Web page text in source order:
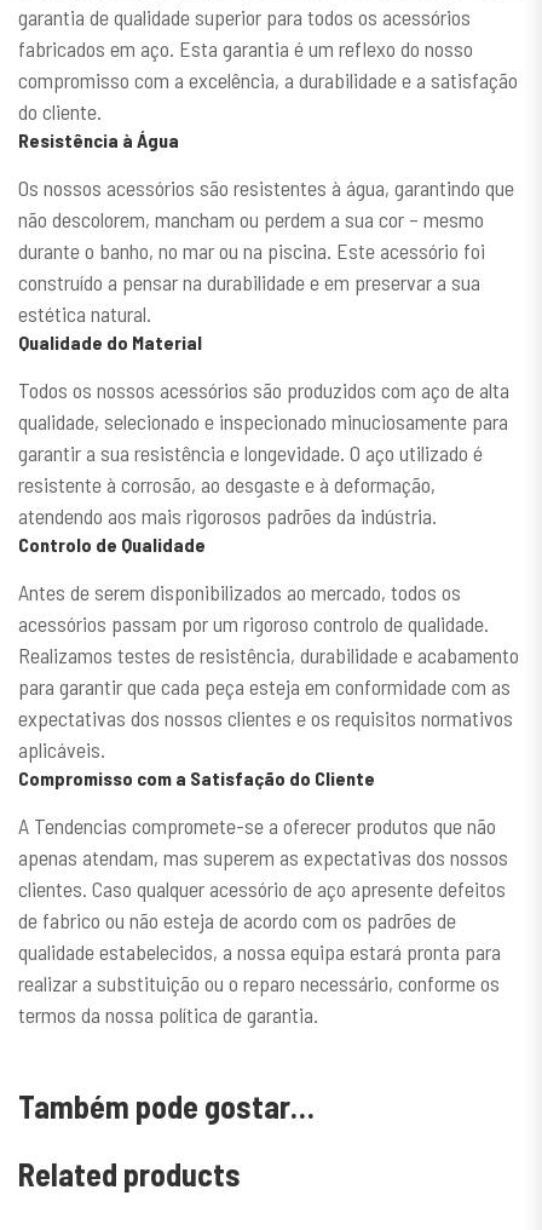
garantia de qualidade superior para todos os acessórios
fabricados em aço. Esta garantia é um reflexo do nosso
compromisso com a excelência, a durabilidade e a satisfação
do cliente.
Resistência à Água
Os nossos acessórios são resistentes à água, garantindo que
não descolorem, mancham ou perdem a sua cor – mesmo
durante o banho, no mar ou na piscina. Este acessório foi
construído a pensar na durabilidade e em preservar a sua
estética natural.
Qualidade do Material
Todos os nossos acessórios são produzidos com aço de alta
qualidade, selecionado e inspecionado minuciosamente para
garantir a sua resistência e longevidade. O aço utilizado é
resistente à corrosão, ao desgaste e à deformação,
atendendo aos mais rigorosos padrões da indústria.
Controlo de Qualidade
Antes de serem disponibilizados ao mercado, todos os
acessórios passam por um rigoroso controlo de qualidade.
Realizamos testes de resistência, durabilidade e acabamento
para garantir que cada peça esteja em conformidade com as
expectativas dos nossos clientes e os requisitos normativos
aplicáveis.
Compromisso com a Satisfação do Cliente
A Tendencias compromete-se a oferecer produtos que não
apenas atendam, mas superem as expectativas dos nossos
clientes. Caso qualquer acessório de aço apresente defeitos
de fabrico ou não esteja de acordo com os padrões de
qualidade estabelecidos, a nossa equipa estará pronta para
realizar a substituição ou o reparo necessário, conforme os
termos da nossa política de garantia.
Também pode gostar…
Related products